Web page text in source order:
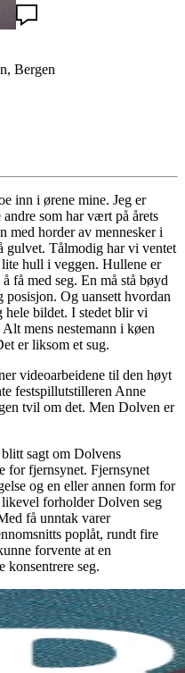
Bergen
inn i ørene mine. Jeg er
som har vært på årets
med horder av mennesker i
gulvet. Tålmodig har vi ventet
hull i veggen. Hullene er
få med seg. En må stå bøyd
Og uansett hvordan
hele bildet. I stedet blir vi
mens nestemann i køen
er liksom et sug.
videoarbeidene til den høyt
festspillutstilleren Anne
tvil om det. Men Dolven er
sagt om Dolvens
for fjernsynet. Fjernsynet
og en eller annen form for
forholder Dolven seg
få unntak varer
poplåt, rundt fire
forvente at en
konsentrere seg.